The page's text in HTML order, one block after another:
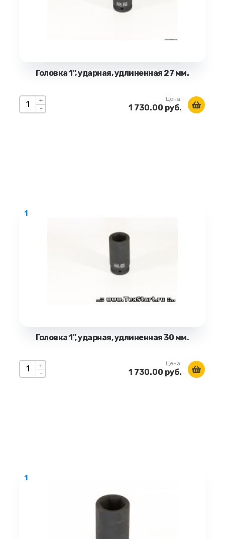
Головка 1", ударная, удлиненная 27 мм.
+
-
Цена:
1 730.00 руб.
1
Головка 1", ударная, удлиненная 30 мм.
+
-
Цена:
1 730.00 руб.
1